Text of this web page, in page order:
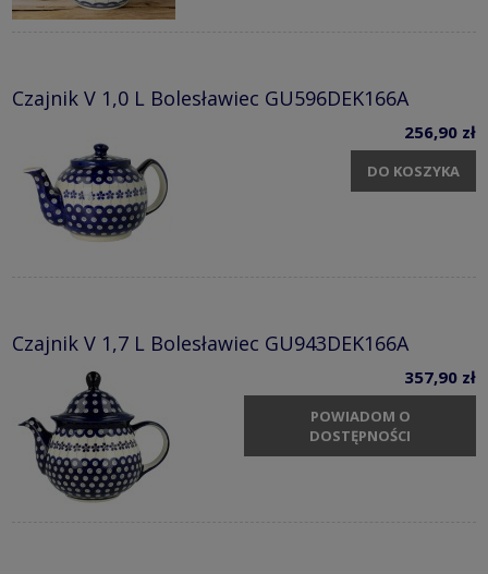
Czajnik V 1,0 L Bolesławiec GU596DEK166A
256,90 zł
DO KOSZYKA
Czajnik V 1,7 L Bolesławiec GU943DEK166A
357,90 zł
POWIADOM O
DOSTĘPNOŚCI